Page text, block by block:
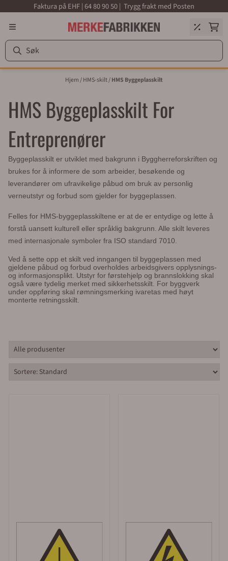
Hopp til innholdFaktura på EHF | 64 80 90 50 | Trygg frakt med Posten
Hjem/HMS-skilt/HMS Byggeplasskilt
HMS Byggeplasskilt For
Entreprenører
Byggeplasskilt er utviklet med bakgrunn i Byggherreforskriften og
brukes for å informere de som arbeider, besøkende og
leverandører om ufravikelige påbud om bruk av personlig
verneutstyr og forbud som gjelder for byggeplassen.
Felles for HMS-byggeplasskiltene er at de er entydige og lette å
forstå uansett kulturell eller språklig bakgrunn. Alle skilt leveres
med internasjonale symboler fra ISO standard 7010.
Ved å sette opp et skilt ved inngangen til byggeplassen med
gjeldene påbud og forbud overholdes arbeidsgivers opplysnings-
og informasjonsplikt. Utstyr for førstehjelp og brannslokking skal
også være tydelig merket med sikkerhetsskilt. For byggverk
under oppføring skal rømningsmerking ivaretas med høyt
monterte retningsskilt.